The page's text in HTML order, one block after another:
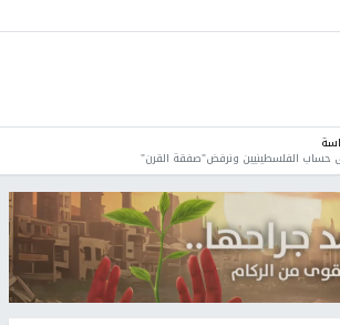
حساب الفلسطينيين ونرفض"صفقة القرن"